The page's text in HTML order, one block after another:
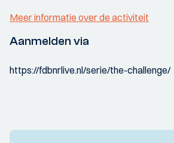
Meer informatie over de activiteit
Aanmelden via
https://fdbnrlive.nl/serie/the-challenge/